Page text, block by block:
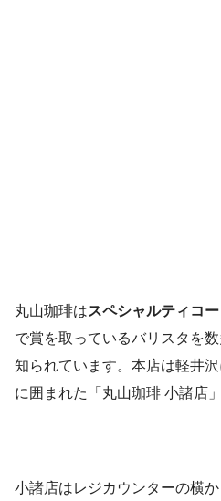
丸山珈琲はスペシャルティコ
で賞を取っているバリスタを
知られています。本店は軽井
に囲まれた「丸山珈琲 小諸店
小諸店はレジカウンターの横か